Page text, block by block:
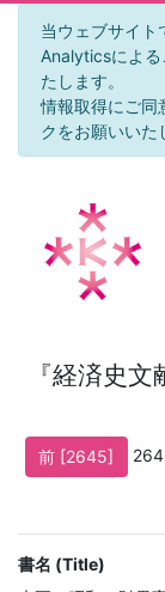
当ウェブサイト
Analyticsによ
たします。
情報取得にご同
クをお願いいた
『経済史
前 [2645]
書名 (Title)